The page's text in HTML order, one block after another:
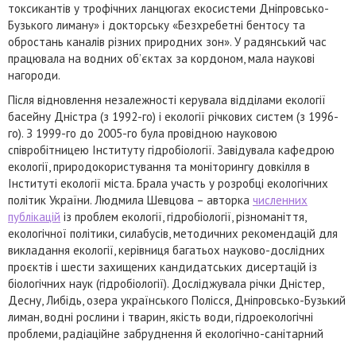
токсикантів у трофічних ланцюгах екосистеми Дніпровсько-
Бузького лиману» і докторську «Безхребетні бентосу та
обростань каналів різних природних зон». У радянський час
працювала на водних об’єктах за кордоном, мала наукові
нагороди.
Після відновлення незалежності керувала відділами екології
басейну Дністра (з 1992-го) і екології річкових систем (з 1996-
го). З 1999-го до 2005-го була провідною науковою
співробітницею Інституту гідробіології. Завідувала кафедрою
екології, природокористування та моніторингу довкілля в
Інституті екології міста. Брала участь у розробці екологічних
політик України. Людмила Шевцова – авторка численних
публікацій із проблем екології, гідробіології, різноманіття,
екологічної політики, силабусів, методичних рекомендацій для
викладання екології, керівниця багатьох науково-дослідних
проєктів і шести захищених кандидатських дисертацій із
біологічних наук (гідробіології). Досліджувала річки Дністер,
Десну, Либідь, озера українського Полісся, Дніпровсько-Бузький
лиман, водні рослини і тварин, якість води, гідроекологічні
проблеми, радіаційне забруднення й екологічно-санітарний